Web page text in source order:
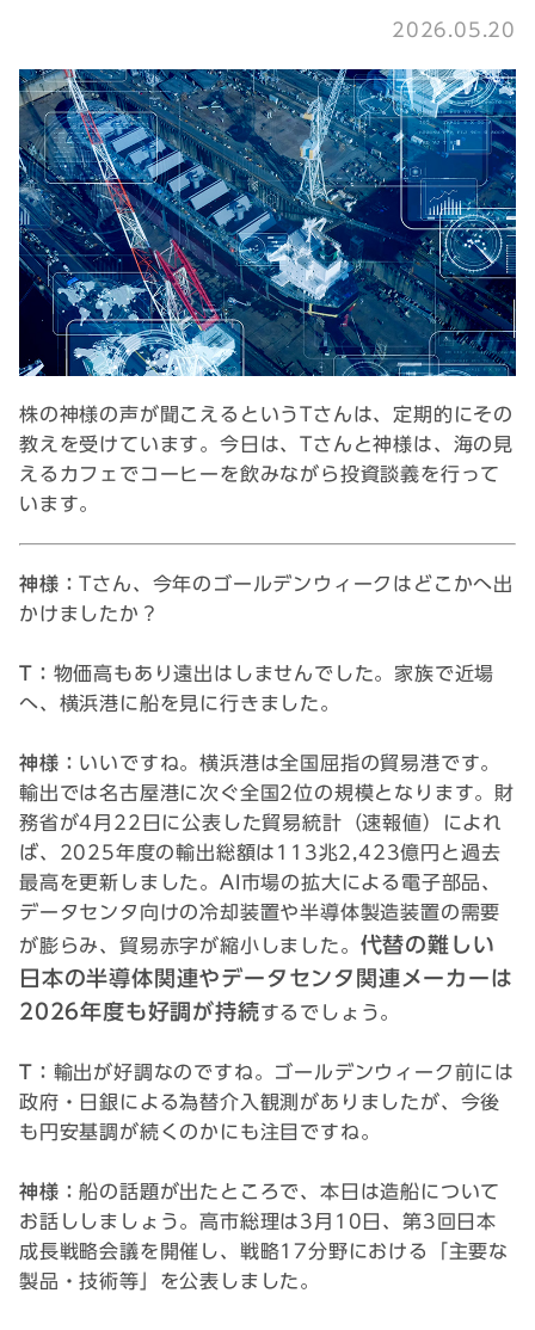
2026.05.20
株の神様の声が聞こえるというTさんは、定期的にその
教えを受けています。今日は、Tさんと神様は、海の見
えるカフェでコーヒーを飲みながら投資談義を行って
います。
神様：Tさん、今年のゴールデンウィークはどこかへ出
かけましたか？
T： 物価高もあり遠出はしませんでした。家族で近場
へ、横浜港に船を見に行きました。
神様： いいですね。横浜港は全国屈指の貿易港です。
輸出では名古屋港に次ぐ全国2位の規模となります。財
務省が4月22日に公表した貿易統計（速報値）によれ
ば、2025年度の輸出総額は113兆2,423億円と過去
最高を更新しました。AI市場の拡大による電子部品、
データセンタ向けの冷却装置や半導体製造装置の需要
が膨らみ、貿易赤字が縮小しました。 代替の難しい
日本の半導体関連やデータセンタ関連メーカーは
2026年度も好調が持続するでしょう。
T： 輸出が好調なのですね。ゴールデンウィーク前には
政府・日銀による為替介入観測がありましたが、今後
も円安基調が続くのかにも注目ですね。
神様：船の話題が出たところで、本日は造船について
お話ししましょう。高市総理は3月10日、第3回日本
成長戦略会議を開催し、戦略17分野における「主要な
製品・技術等」を公表しました。